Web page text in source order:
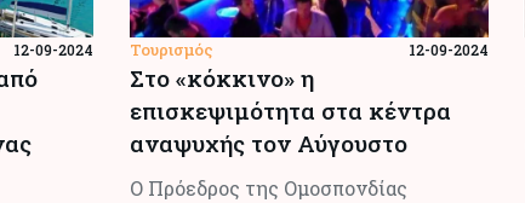
12-09-2024 Τουρισμός 12-09-2024
Στο «κόκκινο» η
επισκεψιμότητα στα κέντρα
αναψυχής τον Αύγουστο
O Πρόεδρος της Ομοσπονδίας